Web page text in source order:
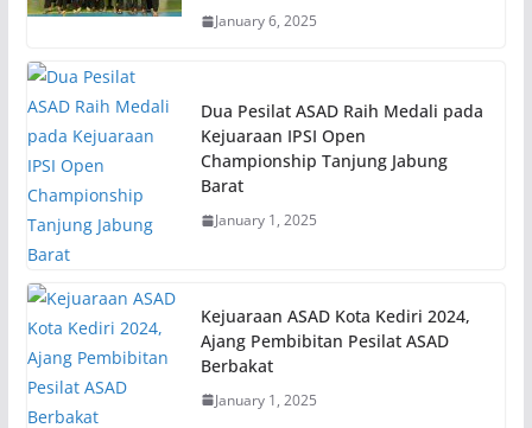
January 6, 2025
Dua Pesilat ASAD Raih Medali pada
Kejuaraan IPSI Open
Championship Tanjung Jabung
Barat
January 1, 2025
Kejuaraan ASAD Kota Kediri 2024,
Ajang Pembibitan Pesilat ASAD
Berbakat
January 1, 2025